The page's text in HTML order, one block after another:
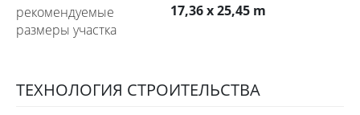
рекомендуемые
размеры участка
17,36 x 25,45 m
ТЕХНОЛОГИЯ СТРОИТЕЛЬСТВА